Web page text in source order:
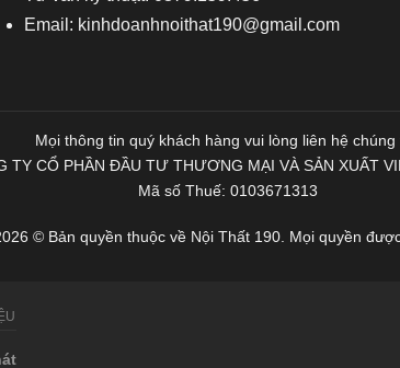
Email: kinhdoanhnoithat190@gmail.com
Mọi thông tin quý khách hàng vui lòng liên hệ chúng
TY CỔ PHẦN ĐẦU TƯ THƯƠNG MẠI VÀ SẢN XUẤT
Mã số Thuế: 0103671313
© Bản quyền thuộc về Nội Thất 190. Mọi quyền